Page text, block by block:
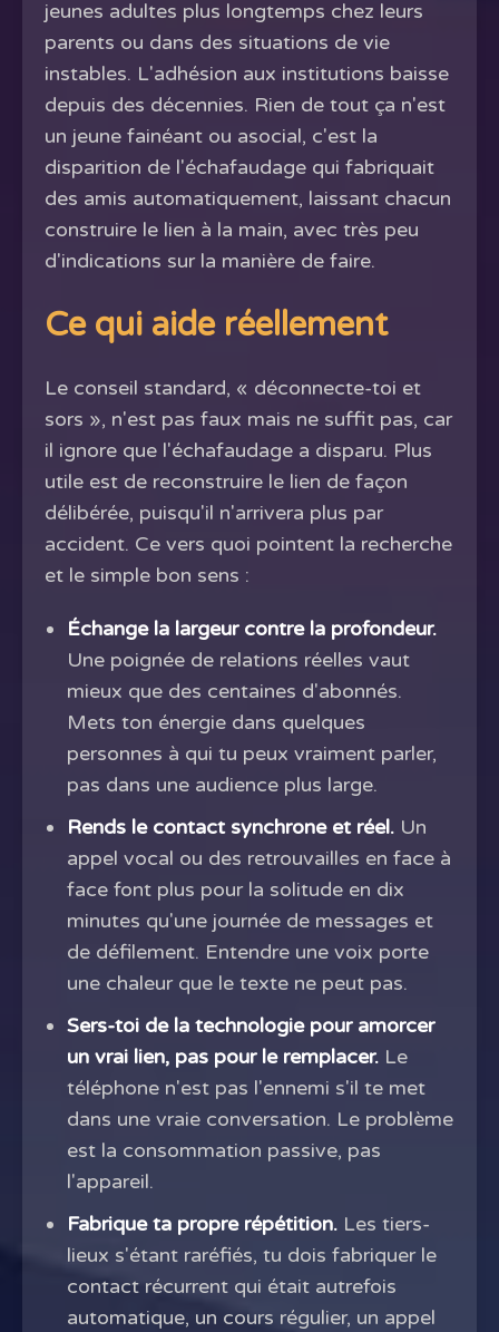
jeunes adultes plus longtemps chez leurs
parents ou dans des situations de vie
instables. L'adhésion aux institutions baisse
depuis des décennies. Rien de tout ça n'est
un jeune fainéant ou asocial, c'est la
disparition de l'échafaudage qui fabriquait
des amis automatiquement, laissant chacun
construire le lien à la main, avec très peu
d'indications sur la manière de faire.
Ce qui aide réellement
Le conseil standard, « déconnecte-toi et
sors », n'est pas faux mais ne suffit pas, car
il ignore que l'échafaudage a disparu. Plus
utile est de reconstruire le lien de façon
délibérée, puisqu'il n'arrivera plus par
accident. Ce vers quoi pointent la recherche
et le simple bon sens :
Échange la largeur contre la profondeur.
Une poignée de relations réelles vaut
mieux que des centaines d'abonnés.
Mets ton énergie dans quelques
personnes à qui tu peux vraiment parler,
pas dans une audience plus large.
Rends le contact synchrone et réel. Un
appel vocal ou des retrouvailles en face à
face font plus pour la solitude en dix
minutes qu'une journée de messages et
de défilement. Entendre une voix porte
une chaleur que le texte ne peut pas.
Sers-toi de la technologie pour amorcer
un vrai lien, pas pour le remplacer. Le
téléphone n'est pas l'ennemi s'il te met
dans une vraie conversation. Le problème
est la consommation passive, pas
l'appareil.
Fabrique ta propre répétition. Les tiers-
lieux s'étant raréfiés, tu dois fabriquer le
contact récurrent qui était autrefois
automatique, un cours régulier, un appel